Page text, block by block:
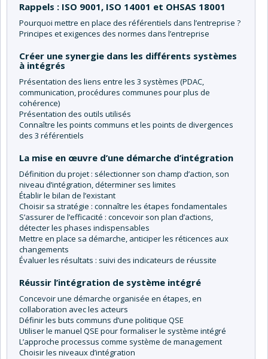
Rappels : ISO 9001, ISO 14001 et OHSAS 18001
Pourquoi mettre en place des référentiels dans l’entreprise ?
Principes et exigences des normes dans l’entreprise
Créer une synergie dans les différents systèmes
à intégrés
Présentation des liens entre les 3 systèmes (PDAC,
communication, procédures communes pour plus de
cohérence)
Présentation des outils utilisés
Connaître les points communs et les points de divergences
des 3 référentiels
La mise en œuvre d’une démarche d’intégration
Définition du projet : sélectionner son champ d’action, son
niveau d’intégration, déterminer ses limites
Établir le bilan de l’existant
Choisir sa stratégie : connaître les étapes fondamentales
S’assurer de l’efficacité : concevoir son plan d’actions,
détecter les phases indispensables
Mettre en place sa démarche, anticiper les réticences aux
changements
Évaluer les résultats : suivi des indicateurs de réussite
Réussir l’intégration de système intégré
Concevoir une démarche organisée en étapes, en
collaboration avec les acteurs
Définir les buts communs d’une politique QSE
Utiliser le manuel QSE pour formaliser le système intégré
L’approche processus comme système de management
Choisir les niveaux d’intégration